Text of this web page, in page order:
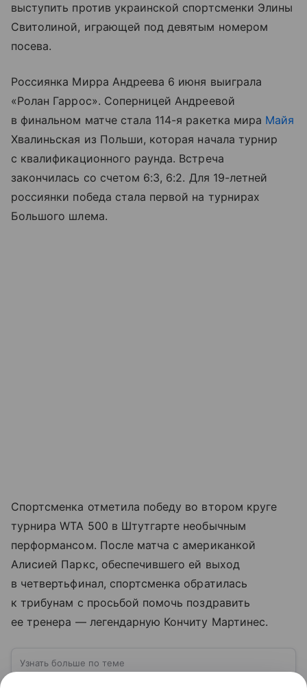
выступить против украинской спортсменки Элины
Свитолиной, играющей под девятым номером
посева.
Россиянка Мирра Андреева 6 июня выиграла
«Ролан Гаррос». Соперницей Андреевой
в финальном матче стала 114-я ракетка мира Майя
Хвалиньская из Польши, которая начала турнир
с квалификационного раунда. Встреча
закончилась со счетом 6:3, 6:2. Для 19-летней
россиянки победа стала первой на турнирах
Большого шлема.
Спортсменка отметила победу во втором круге
турнира WTA 500 в Штутгарте необычным
перформансом. После матча с американкой
Алисией Паркс, обеспечившего ей выход
в четвертьфинал, спортсменка обратилась
к трибунам с просьбой помочь поздравить
ее тренера — легендарную Кончиту Мартинес.
Узнать больше по теме